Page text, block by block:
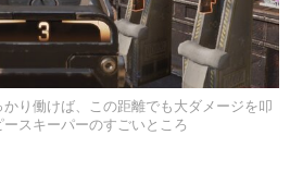
り働けば、この距離でも大ダメージを叩
スキーパーのすごいところ